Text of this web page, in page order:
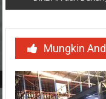
Mungkin